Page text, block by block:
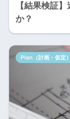
【結果検証
か？
Plan（計画・仮定）